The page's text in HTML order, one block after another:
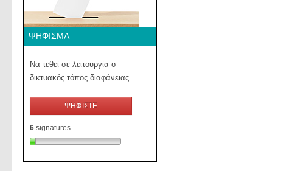
ΨΉΦΙΣΜΑ
Να τεθεί σε λειτουργία ο
δικτυακός τόπος διαφάνειας.
ΨΗΦΙΣΤΕ
6 signatures